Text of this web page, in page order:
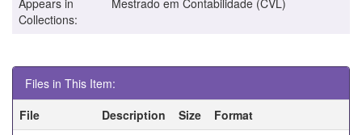
Collections:
Files in This Item:
File
Description Size
Format